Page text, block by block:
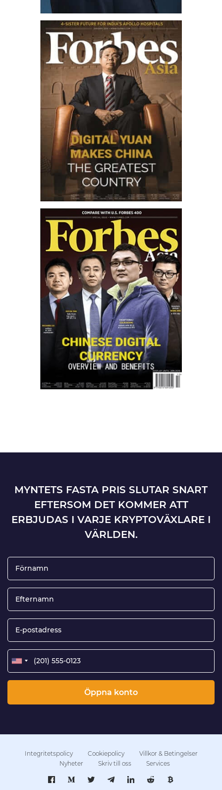
MYNTETS FASTA PRIS SLUTAR SNART
EFTERSOM DET KOMMER ATT
ERBJUDAS I VARJE KRYPTOVÄXLARE I
VÄRLDEN.
Öppna konto
Integritetspolicy Cookiepolicy
Villkor & Betingelser
Nyheter
Skriv till oss Services